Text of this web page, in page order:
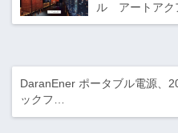
ル アートアク
DaranEner ポータブル電源、
ックフ…